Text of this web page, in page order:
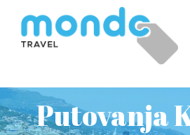
Putovanja